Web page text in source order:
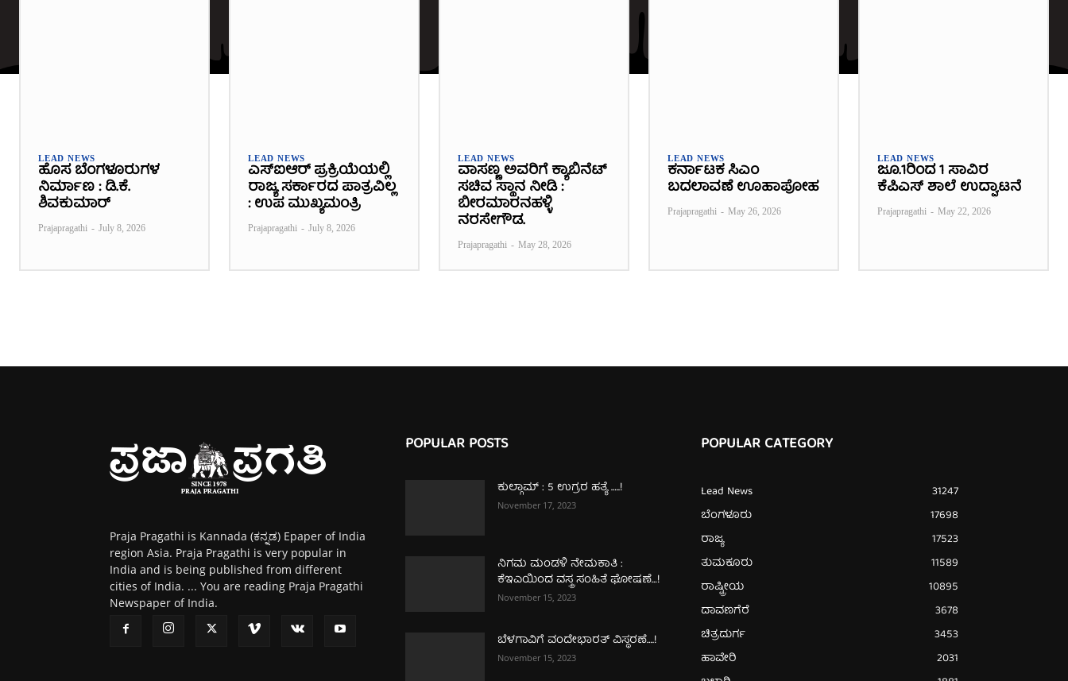
LEAD NEWS
ಹೊಸ ಬೆಂಗಳೂರುಗಳ
ನಿರ್ಮಾಣ : ಡಿ.ಕೆ.
ಶಿವಕುಮಾರ್
Prajapragathi - July 8, 2026
LEAD NEWS
ಎಸ್‌ಐಆರ್ ಪ್ರಕ್ರಿಯೆಯಲ್ಲಿ
ರಾಜ್ಯ ಸರ್ಕಾರದ ಪಾತ್ರವಿಲ್ಲ
: ಉಪ ಮುಖ್ಯಮಂತ್ರಿ
Prajapragathi - July 8, 2026
LEAD NEWS
ವಾಸಣ್ಣ ಅವರಿಗೆ ಕ್ಯಾಬಿನೆಟ್
ಸಚಿವ ಸ್ಥಾನ ನೀಡಿ :
ಬೀರಮಾರನಹಳ್ಳಿ
ನರಸೇಗೌಡ.
Prajapragathi - May 28, 2026
LEAD NEWS
ಕರ್ನಾಟಕ ಸಿಎಂ
ಬದಲಾವಣೆ ಊಹಾಪೋಹ
Prajapragathi - May 26, 2026
LEAD NEWS
ಜೂ.1ರಿಂದ 1 ಸಾವಿರ
ಕೆಪಿಎಸ್ ಶಾಲೆ ಉದ್ಘಾಟನೆ
Prajapragathi - May 22, 2026
Praja Pragathi is Kannada (ಕನ್ನಡ) Epaper of India
region Asia. Praja Pragathi is very popular in
India and is being published from different
cities of India. ... You are reading Praja Pragathi
Newspaper of India.
POPULAR POSTS
ಕುಲ್ಗಾಮ್‌ : 5 ಉಗ್ರರ ಹತ್ಯೆ …..!
November 17, 2023
ನಿಗಮ ಮಂಡಳಿ ನೇಮಕಾತಿ :
ಕೆಇಎಯಿಂದ ವಸ್ತ್ರ ಸಂಹಿತೆ ಘೋಷಣೆ…!
November 15, 2023
ಬೆಳಗಾವಿಗೆ ವಂದೇಭಾರತ್‌ ವಿಸ್ಥರಣೆ….!
November 15, 2023
POPULAR CATEGORY
Lead News
31247
ಬೆಂಗಳೂರು
17698
ರಾಜ್ಯ
17523
ತುಮಕೂರು
11589
ರಾಷ್ಟ್ರೀಯ
10895
ದಾವಣಗೆರೆ
3678
ಚಿತ್ರದುರ್ಗ
3453
ಹಾವೇರಿ
2031